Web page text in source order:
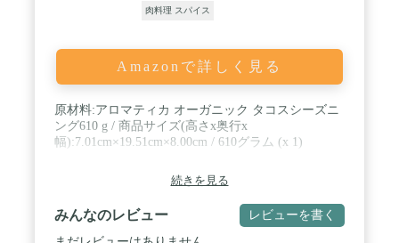
肉料理 スパイス
Amazonで詳しく見る
原材料:アロマティカ オーガニック タコスシーズニ
ング610 g / 商品サイズ(高さx奥行x
幅):7.01cm×19.51cm×8.00cm / 610グラム (x 1)
続きを見る
みんなのレビュー レビューを書く